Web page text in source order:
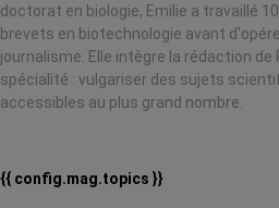
doctorat en biologie, Emilie a travaillé
brevets en biotechnologie avant
journalisme. Elle intègre la rédaction de
spécialité : vulgariser des sujets
accessibles au plus grand nombre.
{{ config.mag.topics }}